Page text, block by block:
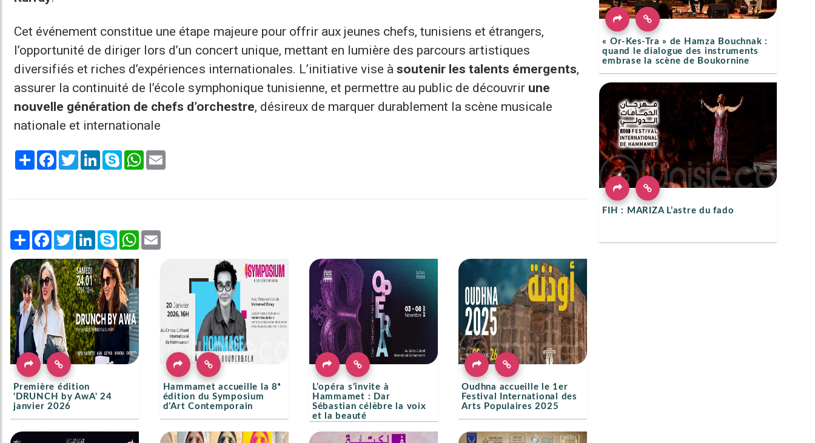
Cet événement constitue une étape majeure pour offrir aux jeunes chefs, tunisiens et étrangers,
l’opportunité de diriger lors d’un concert unique, mettant en lumière des parcours artistiques
diversifiés et riches d’expériences internationales. L’initiative vise àsoutenir les talents émergents,
assurer la continuité de l’école symphonique tunisienne, et permettre au public de découvrir une
nouvelle génération de chefs d’orchestre, désireux de marquer durablement la scène musicale
nationale et internationale
Share Facebook
TwitterLinkedInSkype WhatsApp
Share Facebook
TwitterLinkedInSkype WhatsApp
Première édition
'DRUNCH by AwA' 24
janvier 2026
Hammamet accueille la 8ᵉ
édition du Symposium
d’Art Contemporain
L’opéra s’invite à
Hammamet : Dar
Sébastian célèbre la voix
et la beauté
Oudhna accueille le 1er
Festival International des
Arts Populaires 2025
« Or-Kes-Tra » de Hamza Bouchnak :
quand le dialogue des instruments
embrase la scène de Boukornine
FIH : MARIZA L’astre du fado